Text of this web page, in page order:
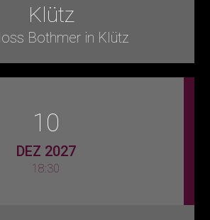
Klütz
Bothmer in Klütz
10
DEZ 2027
18:30